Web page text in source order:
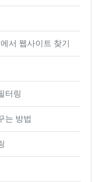
서 웹사이트 찾기
터링
는 방법